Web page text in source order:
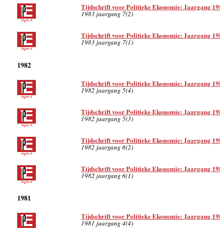
Tijdschrift voor Politieke Ekonomie: Jaargang
1983 jaargang 7(2)
Tijdschrift voor Politieke Ekonomie: Jaargang
1983 jaargang 7(1)
1982
Tijdschrift voor Politieke Ekonomie: Jaargang
1982 jaargang 5(4)
Tijdschrift voor Politieke Ekonomie: Jaargang
1982 jaargang 5(3)
Tijdschrift voor Politieke Ekonomie: Jaargang
1982 jaargang 6(2)
Tijdschrift voor Politieke Ekonomie: Jaargang
1982 jaargang 6(1)
1981
Tijdschrift voor Politieke Ekonomie: Jaargang
1981 jaargang 4(4)